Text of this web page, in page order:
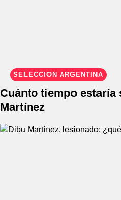
SELECCIÓN ARGENTINA
Cuánto tiempo estaría
Martínez